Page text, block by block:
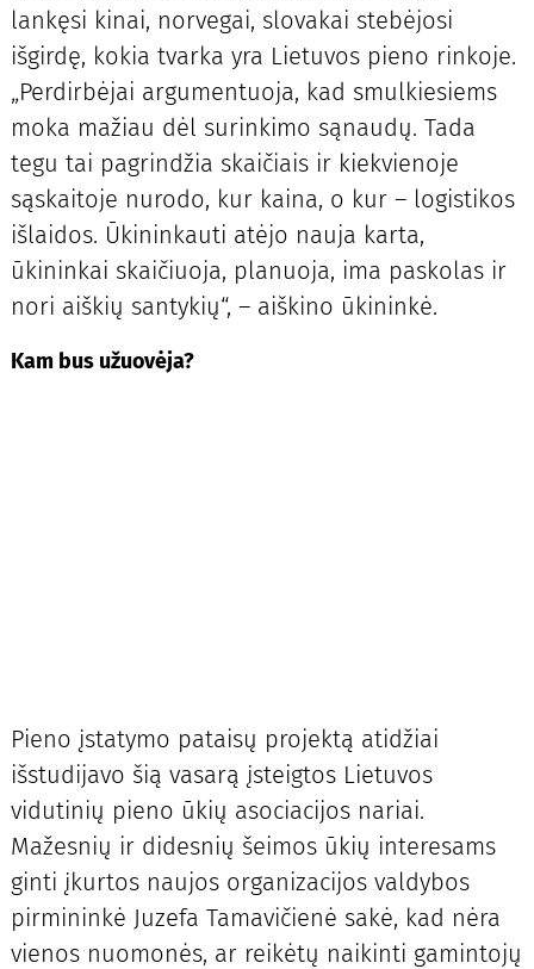
lankęsi kinai, norvegai, slovakai stebėjosi
išgirdę, kokia tvarka yra Lietuvos pieno rinkoje.
„Perdirbėjai argumentuoja, kad smulkiesiems
moka mažiau dėl surinkimo sąnaudų. Tada
tegu tai pagrindžia skaičiais ir kiekvienoje
sąskaitoje nurodo, kur kaina, o kur – logistikos
išlaidos. Ūkininkauti atėjo nauja karta,
ūkininkai skaičiuoja, planuoja, ima paskolas ir
nori aiškių santykių“, – aiškino ūkininkė.
Kam bus užuovėja?
Pieno įstatymo pataisų projektą atidžiai
išstudijavo šią vasarą įsteigtos Lietuvos
vidutinių pieno ūkių asociacijos nariai.
Mažesnių ir didesnių šeimos ūkių interesams
ginti įkurtos naujos organizacijos valdybos
pirmininkė Juzefa Tamavičienė sakė, kad nėra
vienos nuomonės, ar reikėtų naikinti gamintojų